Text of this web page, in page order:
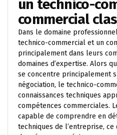
un technico-
commercial
Dans le domaine
technico-commercial et un
principalement dans leurs
domaines d’expertise. Alors
se concentre principalement
négociation, le technico-
connaissances techniques
compétences commerciales.
capable de comprendre en
techniques de l’entreprise,